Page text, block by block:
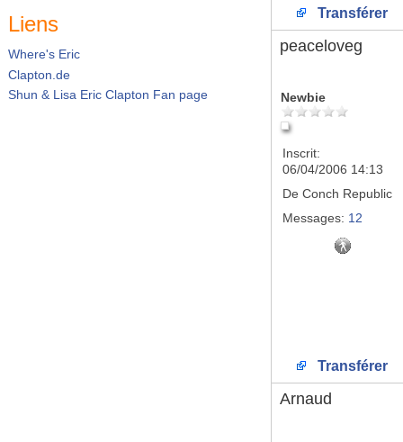
Liens
Where's Eric
Clapton.de
Shun & Lisa Eric Clapton Fan page
Transférer
peaceloveg
Newbie
Inscrit:
06/04/2006 14:13
De Conch Republic
Messages: 12
Transférer
Arnaud